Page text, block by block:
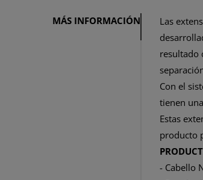
MÁS INFORMACIÓN
Las
resultado
Con el
tienen
Estas
producto
- Cabello